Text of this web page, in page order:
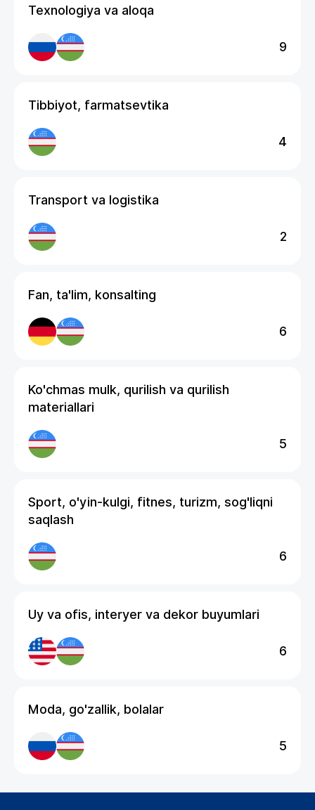
Texnologiya va aloqa
9
Tibbiyot, farmatsevtika
4
Transport va logistika
2
Fan, ta'lim, konsalting
6
Ko'chmas mulk, qurilish va qurilish
materiallari
5
Sport, o'yin-kulgi, fitnes, turizm, sog'liqni
saqlash
6
Uy va ofis, interyer va dekor buyumlari
6
Moda, go'zallik, bolalar
5